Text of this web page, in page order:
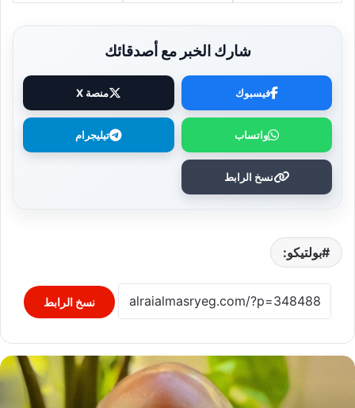
شارك الخبر مع أصدقائك
فيسبوك منصة X
واتساب تيليجرام
نسخ الرابط
بولتيكو:
نسخ الرابط